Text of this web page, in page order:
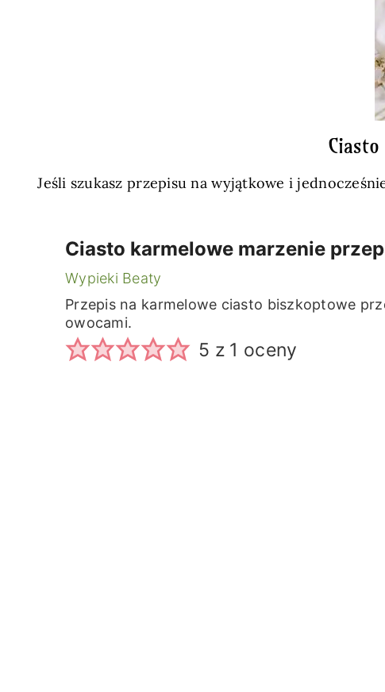
Jeśli szukasz przepisu na wyjątkowe i
Ciasto karmelowe marzenie
Wypieki Beaty
Przepis na karmelowe ciasto biszkoptowe
owocami.
5 z 1 oceny